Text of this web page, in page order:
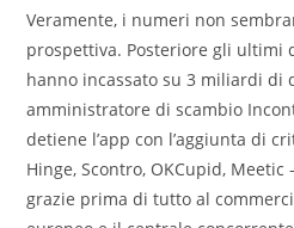
Veramente, i numeri non
prospettiva. Posteriore gli ultimi
hanno incassato su 3 miliardi di
amministratore di scambio
detiene l’app con l’aggiunta di
Hinge, Scontro, OKCupid,
grazie prima di tutto al